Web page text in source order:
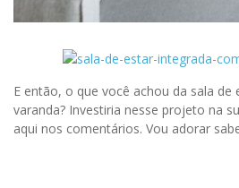
E então, o que você achou da sala de
varanda? Investiria nesse projeto na
aqui nos comentários. Vou adorar